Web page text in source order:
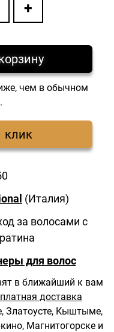
чем в обычном
клик
(Италия)
за волосами с
для волос
в ближайший к вам
доставка
Златоусте, Кыштыме,
Магнитогорске и